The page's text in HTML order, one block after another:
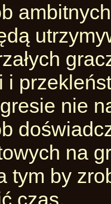
i
nie
na
tym by
czas.